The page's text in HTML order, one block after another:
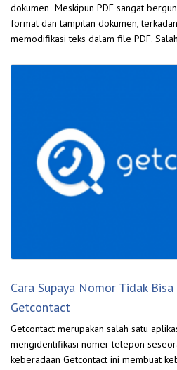
dokumen Meskipun PDF sangat
format dan tampilan dokumen,
memodifikasi teks dalam file PDF.
Cara Supaya Nomor Tidak
Getcontact
Getcontact merupakan salah satu
mengidentifikasi nomer telepon
keberadaan Getcontact ini membuat